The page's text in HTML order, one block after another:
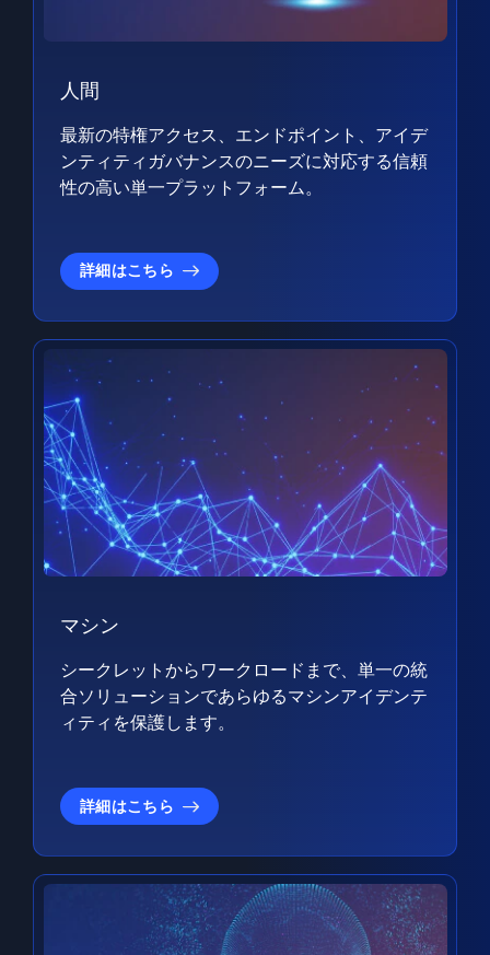
人間
最新の特権アクセス、エンドポイント、アイデ
ンティティガバナンスのニーズに対応する信頼
性の高い単一プラットフォーム。
詳細はこちら
マシン
シークレットからワークロードまで、単一の統
合ソリューションであらゆるマシンアイデンテ
ィティを保護します。
詳細はこちら